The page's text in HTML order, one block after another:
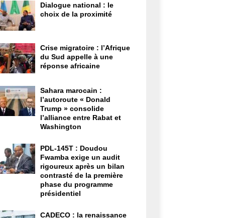
Dialogue national : le
choix de la proximité
Crise migratoire : l’Afrique
du Sud appelle à une
réponse africaine
Sahara marocain :
l’autoroute « Donald
Trump » consolide
l’alliance entre Rabat et
Washington
PDL-145T : Doudou
Fwamba exige un audit
rigoureux après un bilan
contrasté de la première
phase du programme
présidentiel
CADECO : la renaissance